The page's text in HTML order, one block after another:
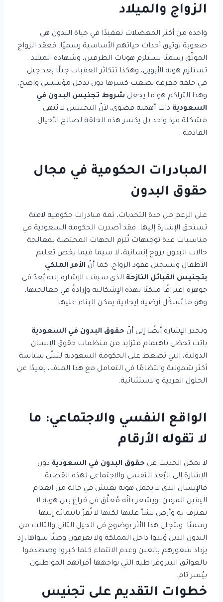
الزواج والميلاد
واحدة من أكثر المعضلات تعقيدًا في حياة البدون هي
صعوبة توثيق أحداث حياتهم الأساسية رسميًا. فعقد الزواج
الموثّق رسميًا يستلزم هويات الطرفين، وشهادة الميلاد
تستلزم هوية الأبوين، وهكذا تتكاثر العقبات جيلًا بعد جيل
في حلقة مفرغة يصعب كسرها دون تدخل مؤسسي واضح.
وهذا التراكم هو ما يجعل شروط تجنيس البدون في
السعودية ذات أهمية قصوى، لأنّ التجنيس لا يُنهي
مشكلة فرد واحد بل يكسر هذه الحلقة لصالح الأجيال
القادمة.
المبادرات الحكومية في مجال
حقوق البدون
على الرغم من حدة التحديات، ثمة مبادرات حكومية لافتة
تستحق الإشارة إليها. فقد أصدرت الحكومة السعودية في
مناسبات عدة توجيهات تُلزم الجهات المختصة بمعالجة
حالات البدون بروح إنسانية، لا سيما فيما يخص تعليم
الأطفال وتسجيل عقود الزواج. كما أنّ الأمر الملكي
بتجنيس القبائل النازحة الذي سبقت الإشارة إليه يُعدّ في
جوهره اعترافًا ملكيًا بهذه الإشكالية وإرادةً في معالجتها،
وهو ما يُشكّل أرضية إيجابية يمكن البناء عليها.
وتجدر الإشارة أيضًا إلى أنّ حقوق البدون في السعودية
باتت تحظى باهتمام متزايد من منظمات حقوق الإنسان
الدولية، التي تضغط على الحكومة السعودية لتبنّي سياسة
أكثر شمولية وانتظامًا في التعامل مع هذا الملف، بعيدًا عن
الحلول الفردية والاستثنائية.
الواقع النفسي والاجتماعي: ما
لا تقوله الأرقام
لا يمكن الحديث عن حقوق البدون في السعودية دون
الإشارة إلى البُعد النفسي والاجتماعي لهذه القضية.
فالإنسان الذي لا يحمل هوية يعيش في حالة من انعدام
اليقين المزمن، ويشعر بأنّه مُعلَّق في فراغ بين هوية لا
تعترف به وأرض نشأ عليها لكنها لا تُقرّ بانتمائه إليها
رسميًا. ويتجلى هذا الأثر بوضوح في الجيل الثاني والثالث من
البدون الذين وُلدوا داخل المملكة ولا يعرفون وطنًا سواها، إذ
يزداد شعورهم بالغبن وعدم الانتماء كلما كبروا وصطدموا
بالعوائق البيروقراطية التي يواجهها أقرانهم المواطنون
بيُسر تام.
خطوات التقديم على تجنيس